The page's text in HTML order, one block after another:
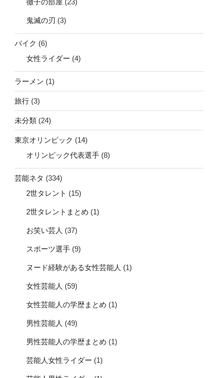
徹子の部屋 (23)
鬼滅の刃 (3)
バイク (6)
女性ライダー (4)
ラーメン (1)
旅行 (3)
未分類 (24)
東京オリンピック (14)
オリンピック代表選手 (8)
芸能ネタ (334)
2世タレント (15)
2世タレントまとめ (1)
お笑い芸人 (37)
スポーツ選手 (9)
ヌード経験がある女性芸能人 (1)
女性芸能人 (59)
女性芸能人の学歴まとめ (1)
男性芸能人 (49)
男性芸能人の学歴まとめ (1)
芸能人女性ライダー (1)